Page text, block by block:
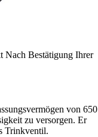
Nach Bestätigung Ihrer
von 650
zu versorgen. Er
Trinkventil.